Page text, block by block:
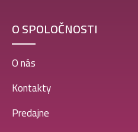
O SPOLOČNOSTI
O nás
Kontakty
Predajne